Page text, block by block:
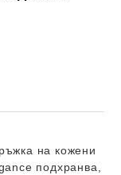
на кожени
подхранва,